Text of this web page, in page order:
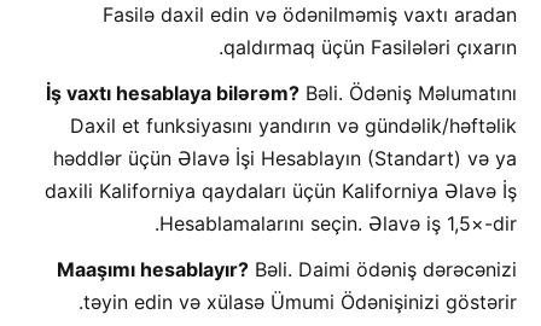
Fasilə daxil edin və ödənilməmiş vaxtı aradan
qaldırmaq üçün Fasilələri çıxarın.
İş vaxtı hesablaya bilərəm? Bəli. Ödəniş Məlumatını
Daxil et funksiyasını yandırın və gündəlik/həftəlik
həddlər üçün Əlavə İşi Hesablayın (Standart) və ya
daxili Kaliforniya qaydaları üçün Kaliforniya Əlavə İş
Hesablamalarını seçin. Əlavə iş 1,5×-dir.
Maaşımı hesablayır? Bəli. Daimi ödəniş dərəcənizi
təyin edin və xülasə Ümumi Ödənişinizi göstərir.